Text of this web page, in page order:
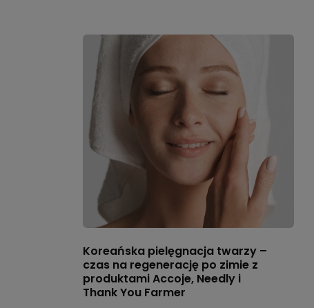
Koreańska pielęgnacja twarzy –
czas na regenerację po zimie z
produktami Accoje, Needly i
Thank You Farmer